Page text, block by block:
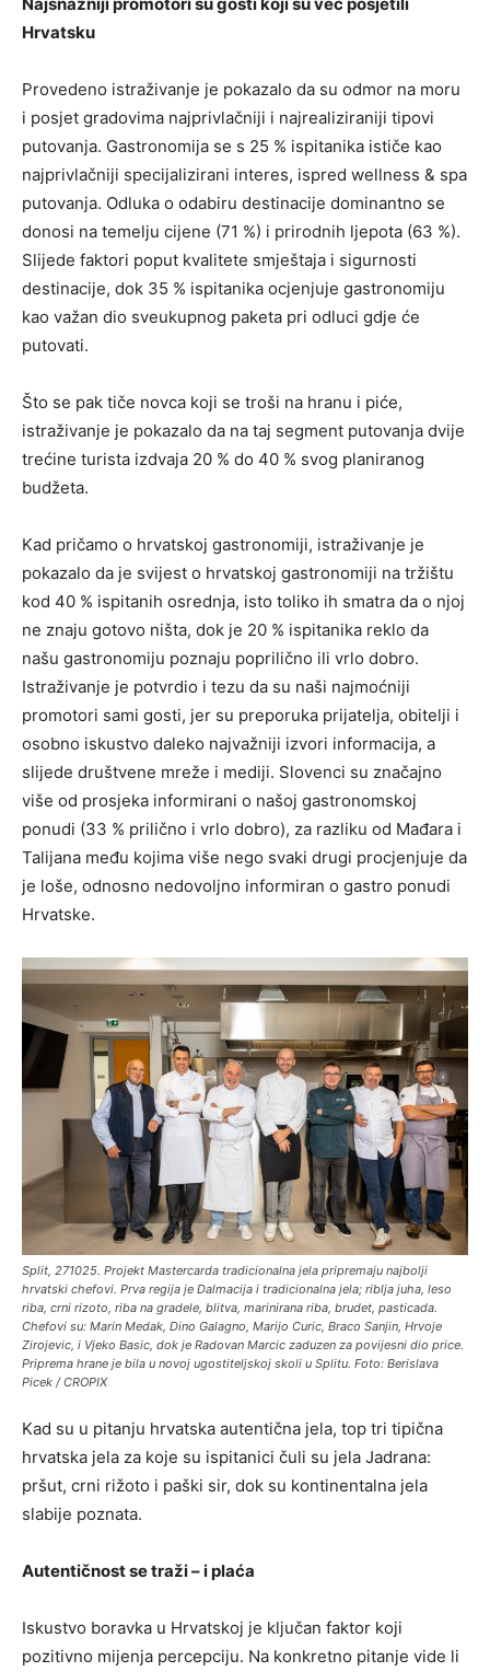
Hrvatsku
Provedeno istraživanje je pokazalo da su odmor na moru
i posjet gradovima najprivlačniji i najrealiziraniji tipovi
putovanja. Gastronomija se s 25 % ispitanika ističe kao
najprivlačniji specijalizirani interes, ispred wellness & spa
putovanja. Odluka o odabiru destinacije dominantno se
donosi na temelju cijene (71 %) i prirodnih ljepota (63 %).
Slijede faktori poput kvalitete smještaja i sigurnosti
destinacije, dok 35 % ispitanika ocjenjuje gastronomiju
kao važan dio sveukupnog paketa pri odluci gdje će
putovati.
Što se pak tiče novca koji se troši na hranu i piće,
istraživanje je pokazalo da na taj segment putovanja dvije
trećine turista izdvaja 20 % do 40 % svog planiranog
budžeta.
Kad pričamo o hrvatskoj gastronomiji, istraživanje je
pokazalo da je svijest o hrvatskoj gastronomiji na tržištu
kod 40 % ispitanih osrednja, isto toliko ih smatra da o njoj
ne znaju gotovo ništa, dok je 20 % ispitanika reklo da
našu gastronomiju poznaju poprilično ili vrlo dobro.
Istraživanje je potvrdio i tezu da su naši najmoćniji
promotori sami gosti, jer su preporuka prijatelja, obitelji i
osobno iskustvo daleko najvažniji izvori informacija, a
slijede društvene mreže i mediji. Slovenci su značajno
više od prosjeka informirani o našoj gastronomskoj
ponudi (33 % prilično i vrlo dobro), za razliku od Mađara i
Talijana među kojima više nego svaki drugi procjenjuje da
je loše, odnosno nedovoljno informiran o gastro ponudi
Hrvatske.
Split, 271025. Projekt Mastercarda tradicionalna jela pripremaju najbolji
hrvatski chefovi. Prva regija je Dalmacija i tradicionalna jela; riblja juha, leso
riba, crni rizoto, riba na gradele, blitva, marinirana riba, brudet, pasticada.
Chefovi su: Marin Medak, Dino Galagno, Marijo Curic, Braco Sanjin, Hrvoje
Zirojevic, i Vjeko Basic, dok je Radovan Marcic zaduzen za povijesni dio price.
Priprema hrane je bila u novoj ugostiteljskoj skoli u Splitu. Foto: Berislava
Picek / CROPIX
Kad su u pitanju hrvatska autentična jela, top tri tipična
hrvatska jela za koje su ispitanici čuli su jela Jadrana:
pršut, crni rižoto i paški sir, dok su kontinentalna jela
slabije poznata.
Autentičnost se traži – i plaća
Iskustvo boravka u Hrvatskoj je ključan faktor koji
pozitivno mijenja percepciju. Na konkretno pitanje vide li